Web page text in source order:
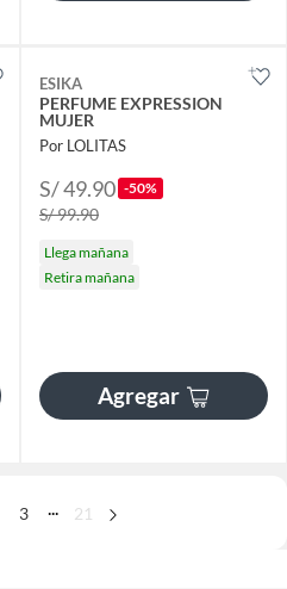
ESIKA
PERFUME EXPRESSION
MUJER
Por LOLITAS
S/ 49.90 -50%
S/ 99.90
Llega mañana
Retira mañana
Agregar
3 ... 21